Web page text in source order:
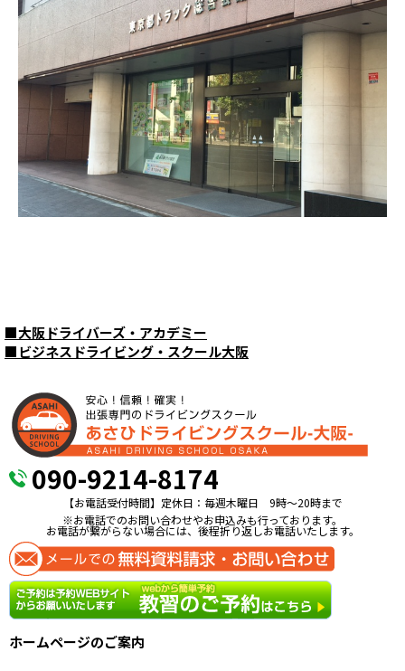
■大阪ドライバーズ・アカデミー
■ビジネスドライビング・スクール大阪
090-9214-8174
【お電話受付時間】定休日：毎週木曜日 9時〜20時まで
※お電話でのお問い合わせやお申込みも行っております。
お電話が繋がらない場合には、後程折り返しお電話いたします。
ホームページのご案内